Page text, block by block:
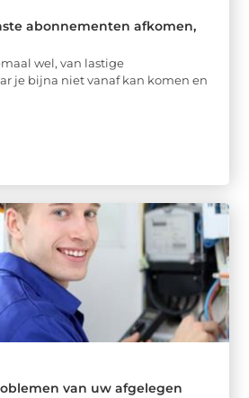
abonnementen afkomen,
wel, van lastige
je bijna niet vanaf kan komen en
van uw afgelegen